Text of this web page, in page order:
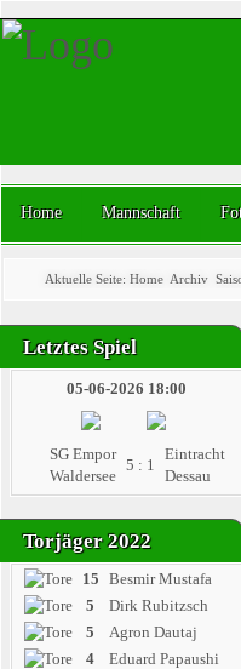
Home Mannschaft
Aktuelle Seite: Home Archiv
Letztes Spiel
05-06-2026 18:00
SG Empor
Waldersee
5 : 1
Eintracht
Dessau
Torjäger 2022
15 Besmir Mustafa
5
Dirk Rubitzsch
5
Agron Dautaj
4
Eduard Papaushi